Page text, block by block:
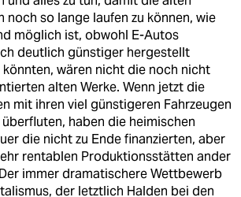
noch so lange laufen zu können, wie
möglich ist, obwohl E-Autos
deutlich günstiger hergestellt
wären nicht die noch nicht
alten Werke. Wenn jetzt die
mit ihren viel günstigeren Fahrzeugen
haben die heimischen
die nicht zu Ende finanzierten, aber
rentablen Produktionsstätten ander
immer dramatischere Wettbewerb
der letztlich Halden bei den